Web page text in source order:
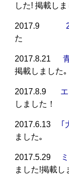
した! 掲載しま
2017.9
た
2017.8.21
掲載しました｡
2017.8.9
しました！
2017.6.13 ｢
ました｡
2017.5.29
ました!掲載し